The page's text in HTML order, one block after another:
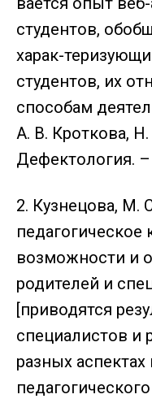
студентов,
харак-
студентов, их
способам
А. В. Кроткова,
Дефектология.
2. Кузнецова, М.
педагогическое
возможности и
родителей и
[приводятся
специалистов и
разных